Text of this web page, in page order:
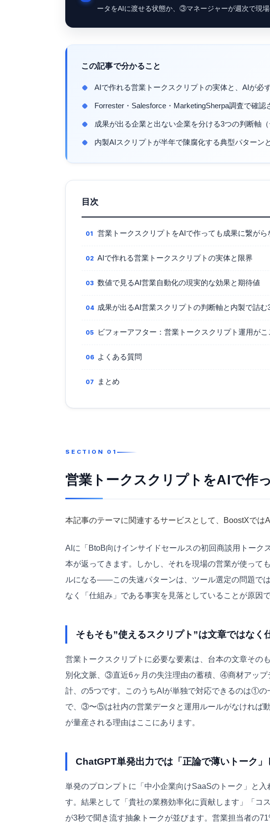
ータをAIに渡せる状態か、③マネージャーが週次で現
この記事で分かること
AIで作れる営業トークスクリプトの実体と、AIが必
Forrester・Salesforce・MarketingSherpa調査で確
成果が出る企業と出ない企業を分ける3つの判断軸
内製AIスクリプトが半年で陳腐化する典型パターン
目次
営業トークスクリプトをAIで作っても成果に繋がら
AIで作れる営業トークスクリプトの実体と限界
数値で見るAI営業自動化の現実的な効果と期待値
成果が出るAI営業スクリプトの判断軸と内製で詰む
ビフォーアフター：営業トークスクリプト運用がこ
よくある質問
まとめ
営業トークスクリプトをAIで作
本記事のテーマに関連するサービスとして、BoostXでは
AIに「BtoB向けインサイドセールスの初回商談用トーク
本が返ってきます。しかし、それを現場の営業が使って
ルになる——この失速パターンは、 ツール選定の問題で
なく「仕組み」である事実を見落としていることが原因で
そもそも”使えるスクリプト”は文章ではなく
営業トークスクリプトに必要な要素は、台本の文章そ
別化文脈、③直近6ヶ月の失注理由の蓄積、④商材アッ
計、の5つです。このうちAIが単独で対応できるのは①
で、③〜⑤は社内の営業データと運用ルールがなければ
が量産される理由はここにあります。
ChatGPT単発出力では「正論で薄いトーク」
単発のプロンプトに「中小企業向けSaaSのトーク」と
す。結果として「貴社の業務効率化に貢献します」「コ
が3秒で聞き流す抽象トークが並びます。営業担当者の